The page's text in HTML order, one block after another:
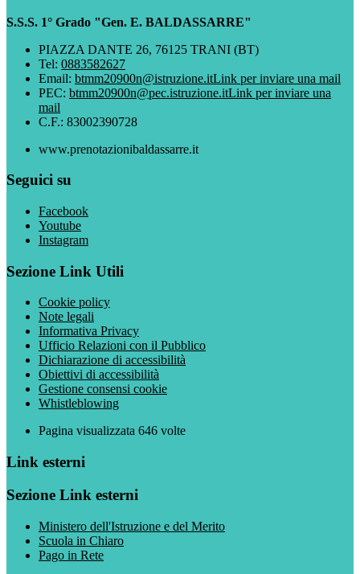
S.S.S. 1° Grado "Gen. E. BALDASSARRE"
PIAZZA DANTE 26, 76125 TRANI (BT)
Tel: 0883582627
Email: btmm20900n@istruzione.itLink per inviare una mail
PEC: btmm20900n@pec.istruzione.itLink per inviare una
mail
C.F.: 83002390728
www.prenotazionibaldassarre.it
Seguici su
Facebook
Youtube
Instagram
Sezione Link Utili
Cookie policy
Note legali
Informativa Privacy
Ufficio Relazioni con il Pubblico
Dichiarazione di accessibilità
Obiettivi di accessibilità
Gestione consensi cookie
Whistleblowing
Pagina visualizzata 646 volte
Link esterni
Sezione Link esterni
Ministero dell'Istruzione e del Merito
Scuola in Chiaro
Pago in Rete